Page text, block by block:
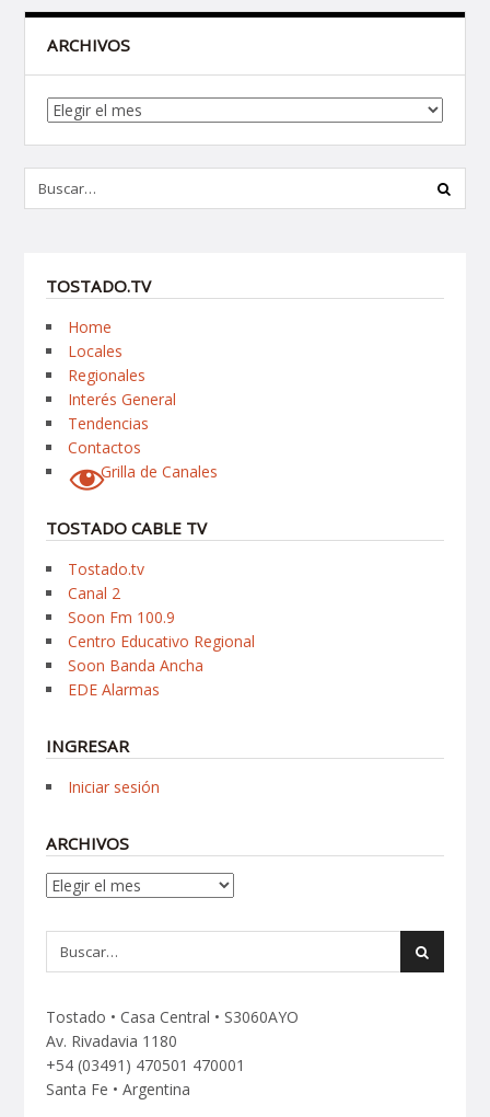
ARCHIVOS
Archivos
TOSTADO.TV
Home
Locales
Regionales
Interés General
Tendencias
Contactos
Grilla de Canales
TOSTADO CABLE TV
Tostado.tv
Canal 2
Soon Fm 100.9
Centro Educativo Regional
Soon Banda Ancha
EDE Alarmas
INGRESAR
Iniciar sesión
ARCHIVOS
Archivos
Tostado • Casa Central • S3060AYO
Av. Rivadavia 1180
+54 (03491) 470501 470001
Santa Fe • Argentina